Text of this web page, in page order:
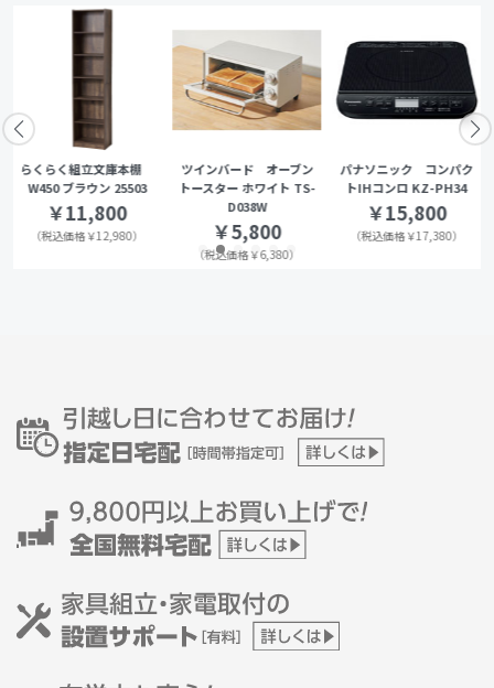
らくらく組立文庫本棚
W450 ブラウン 25503
￥11,800
（税込価格￥12,980）
ツインバード オーブン
トースター ホワイト TS-
D038W
￥5,800
（税込価格￥6,380）
パナソニック コンパク
トIHコンロ KZ-PH34
￥15,800
（税込価格￥17,380）